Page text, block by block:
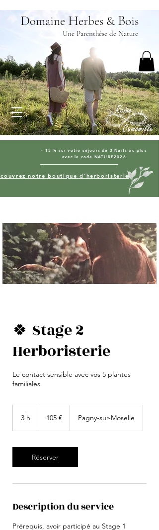
Une Parenthèse de Nature
Domaine Herbes & Bois
- 15 % sur votre séjours de 3 Nuits ou plus
avec le code NATURE2026
notre boutique d'herboristerie
🍀 Stage 2
Herboristerie
Le contact sensible avec vos 5 plantes
familiales
3 h 105 € Pagny-sur-Moselle
Réserver
Description du service
Prérequis, avoir participé au Stage 1